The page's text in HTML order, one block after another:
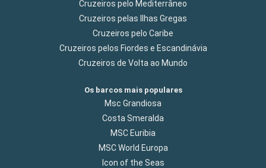
Cruzeiros pelo Mediterrâneo
Cruzeiros pelas Ilhas Gregas
Cruzeiros pelo Caribe
Cruzeiros pelos Fiordes e Escandinávia
Cruzeiros de Volta ao Mundo
Os barcos mais populares
Msc Grandiosa
Costa Smeralda
MSC Euribia
MSC World Europa
Icon of the Seas